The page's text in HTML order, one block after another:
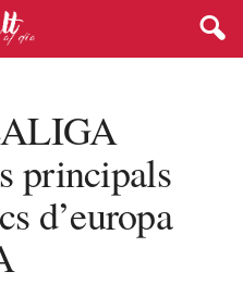
principals
d’europa